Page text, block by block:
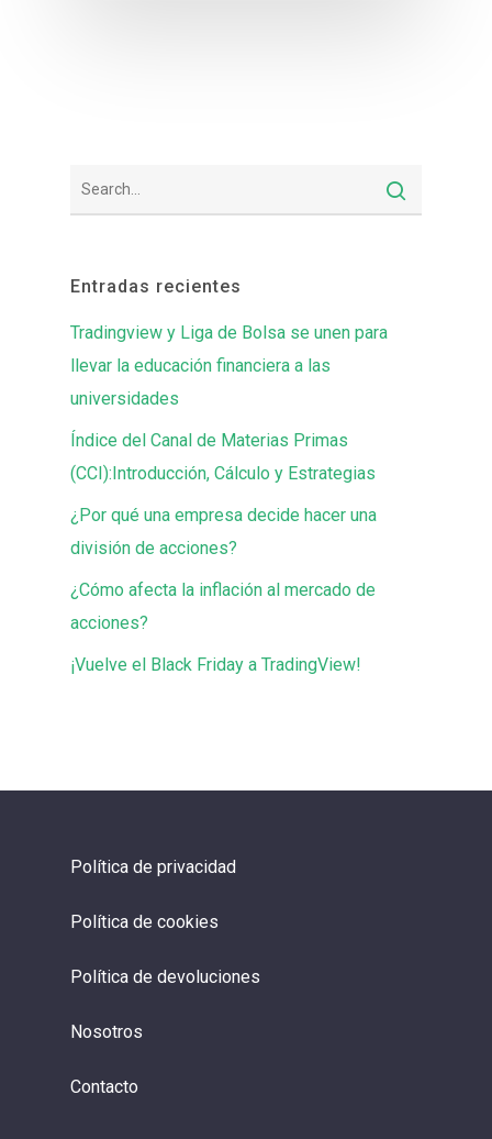
Entradas recientes
Tradingview y Liga de Bolsa se unen para
llevar la educación financiera a las
universidades
Índice del Canal de Materias Primas
(CCI):Introducción, Cálculo y Estrategias
¿Por qué una empresa decide hacer una
división de acciones?
¿Cómo afecta la inflación al mercado de
acciones?
¡Vuelve el Black Friday a TradingView!
Política de privacidad
Política de cookies
Política de devoluciones
Nosotros
Contacto